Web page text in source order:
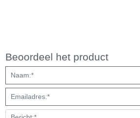
Beoordeel het product